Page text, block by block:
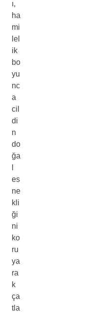
ı,
ha
mi
lel
ik
bo
yu
nc
a
cil
di
n
do
ğa
es
ne
kli
ği
ni
ko
ru
ya
ra
k
ça
tla